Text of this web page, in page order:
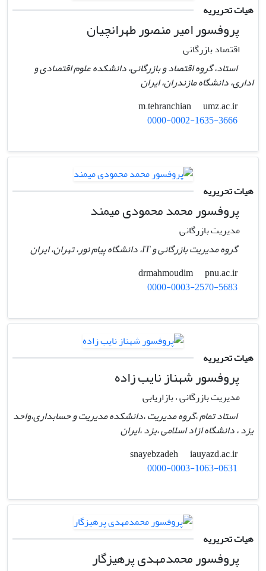
هیات تحریریه
پروفسور امیر منصور طهرانچیان
اقتصاد بازرگانی
استاد، گروه اقتصاد و بازرگانی، دانشکده علوم اقتصادی و
اداری، دانشگاه مازندران، ایران
m.tehranchian
umz.ac.ir
0000-0002-1635-3666
هیات تحریریه
پروفسور محمد محمودی میمند
مدیریت بازرگانی
گروه مدیریت بازرگانی و IT، دانشگاه پیام نور، تهران، ایران
drmahmoudim
pnu.ac.ir
0000-0003-2570-5683
هیات تحریریه
پروفسور شهناز نایب زاده
مدیریت بازرگانی ، بازاریابی
استاد تمام ،گروه مدیریت ،دانشکده مدیریت و حسابداری،واحد
یزد ، دانشگاه ازاد اسلامی ،یزد ،ایران
snayebzadeh
iauyazd.ac.ir
0000-0003-1063-0631
هیات تحریریه
پروفسور محمدمهدی پرهیزگار